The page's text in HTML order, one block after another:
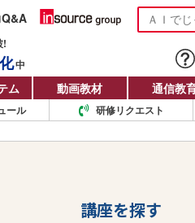
!
中
ム 動画教材 通信教
ール 研修リクエスト
講座を探す